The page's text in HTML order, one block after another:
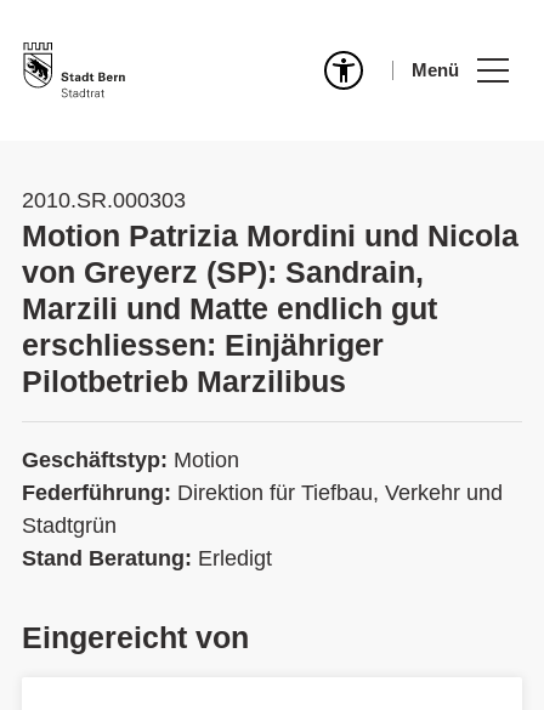
Menü
2010.SR.000303
Motion Patrizia Mordini und Nicola
von Greyerz (SP): Sandrain,
Marzili und Matte endlich gut
erschliessen: Einjähriger
Pilotbetrieb Marzilibus
Geschäftstyp: Motion
Federführung: Direktion für Tiefbau, Verkehr und
Stadtgrün
Stand Beratung: Erledigt
Eingereicht von